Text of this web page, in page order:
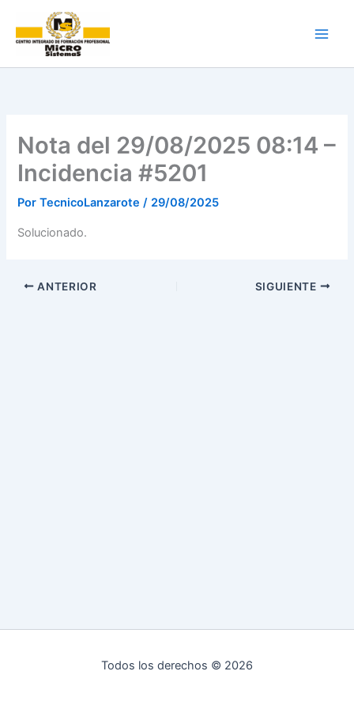
contenido
Nota del 29/08/2025 08:14 –
Incidencia #5201
PorTecnicoLanzarote/ 29/08/2025
Solucionado.
ANTERIOR SIGUIENTE
Todos los derechos © 2026